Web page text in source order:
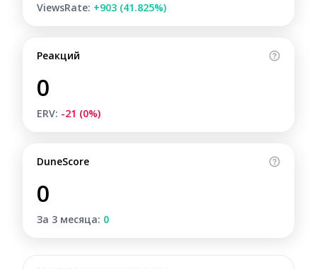
ViewsRate: +903 (41.825%)
Реакций
0
ERV: -21 (0%)
DuneScore
0
За 3 месяца: 0